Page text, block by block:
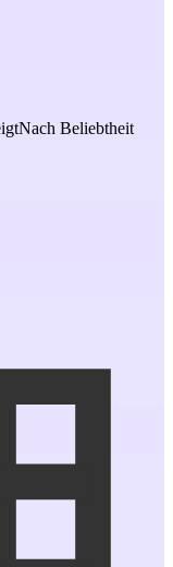
Nach Beliebtheit